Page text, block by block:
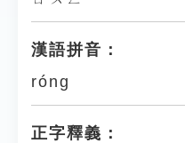
漢語拼音：
róng
正字釋義：